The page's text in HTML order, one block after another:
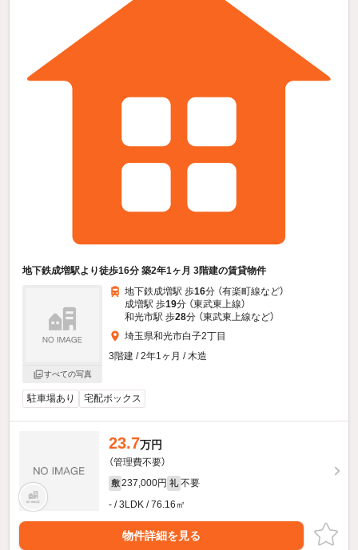
地下鉄成増駅より徒歩16分 築2年1ヶ月 3階建の賃貸物件
すべての写真
地下鉄成増駅 歩16分 （有楽町線など）
成増駅 歩19分 （東武東上線）
和光市駅 歩28分 （東武東上線など）
埼玉県和光市白子2丁目
3階建 / 2年1ヶ月 / 木造
駐車場あり 宅配ボックス
23.7万円
（管理費不要）
敷 237,000円 礼 不要
- / 3LDK / 76.16㎡
物件詳細を見る